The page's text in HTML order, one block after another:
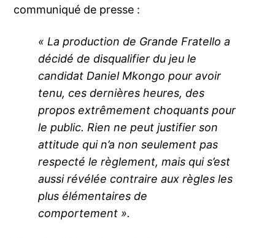
communiqué de presse :
« La production de Grande Fratello a
décidé de disqualifier du jeu le
candidat Daniel Mkongo pour avoir
tenu, ces dernières heures, des
propos extrêmement choquants pour
le public. Rien ne peut justifier son
attitude qui n’a non seulement pas
respecté le règlement, mais qui s’est
aussi révélée contraire aux règles les
plus élémentaires de
comportement ».